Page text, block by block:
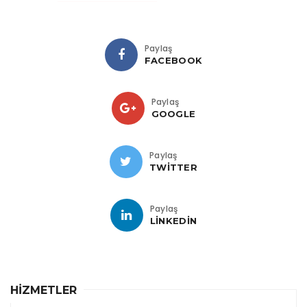
Paylaş
FACEBOOK
Paylaş
GOOGLE
Paylaş
TWITTER
Paylaş
LINKEDIN
HİZMETLER